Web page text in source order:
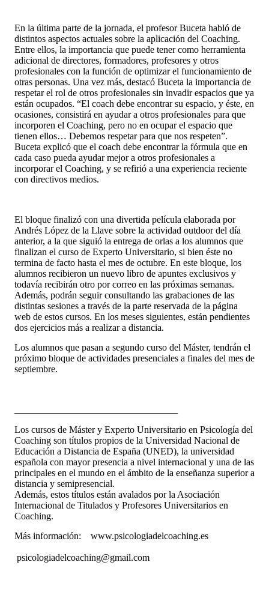
En la última parte de la jornada, el profesor Buceta habló de
distintos aspectos actuales sobre la aplicación del Coaching.
Entre ellos, la importancia que puede tener como herramienta
adicional de directores, formadores, profesores y otros
profesionales con la función de optimizar el funcionamiento de
otras personas. Una vez más, destacó Buceta la importancia de
respetar el rol de otros profesionales sin invadir espacios que ya
están ocupados. “El coach debe encontrar su espacio, y éste, en
ocasiones, consistirá en ayudar a otros profesionales para que
incorporen el Coaching, pero no en ocupar el espacio que
tienen ellos… Debemos respetar para que nos respeten”.
Buceta explicó que el coach debe encontrar la fórmula que en
cada caso pueda ayudar mejor a otros profesionales a
incorporar el Coaching, y se refirió a una experiencia reciente
con directivos medios.
El bloque finalizó con una divertida película elaborada por
Andrés López de la Llave sobre la actividad outdoor del día
anterior, a la que siguió la entrega de orlas a los alumnos que
finalizan el curso de Experto Universitario, si bien éste no
termina de facto hasta el mes de octubre. En este bloque, los
alumnos recibieron un nuevo libro de apuntes exclusivos y
todavía recibirán otro por correo en las próximas semanas.
Además, podrán seguir consultando las grabaciones de las
distintas sesiones a través de la parte reservada de la página
web de estos cursos. En los meses siguientes, están pendientes
dos ejercicios más a realizar a distancia.
Los alumnos que pasan a segundo curso del Máster, tendrán el
próximo bloque de actividades presenciales a finales del mes de
septiembre.
Los cursos de Máster y Experto Universitario en Psicología del
Coaching son títulos propios de la Universidad Nacional de
Educación a Distancia de España (UNED), la universidad
española con mayor presencia a nivel internacional y una de las
principales en el mundo en el ámbito de la enseñanza superior a
distancia y semipresencial.
Además, estos títulos están avalados por la Asociación
Internacional de Titulados y Profesores Universitarios en
Coaching.
Más información: www.psicologiadelcoaching.es
psicologiadelcoaching@gmail.com